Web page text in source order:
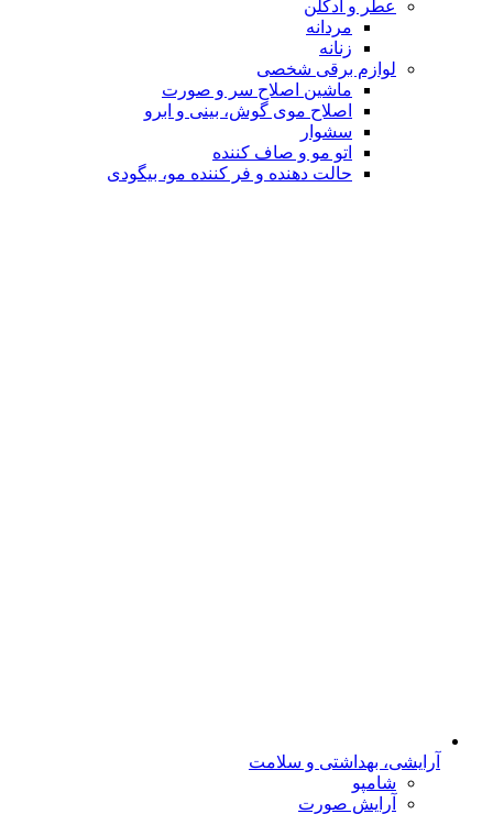
عطر و ادکلن
مردانه
زنانه
لوازم برقی شخصی
ماشین اصلاح سر و صورت
اصلاح موی گوش، بینی و ابرو
سشوار
اتو مو و صاف کننده
حالت دهنده و فر کننده مو، بیگودی
آرایشی، بهداشتی و سلامت
شامپو
آرایش صورت